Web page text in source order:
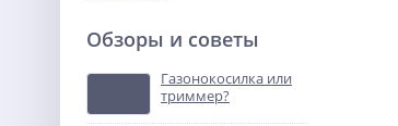
Штабелер самоходный 1,5
(сопровождаемый)
286 330
Обзоры и советы
Газонокосилка или
триммер?